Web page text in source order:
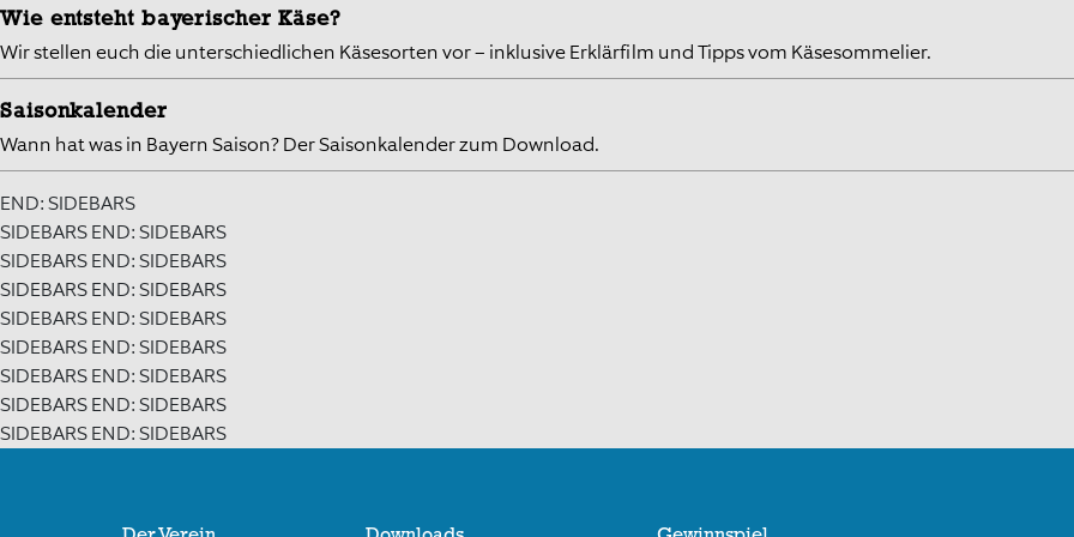
Wie entsteht bayerischer Käse?
Wir stellen euch die unterschiedlichen Käsesorten vor – inklusive Erklärfilm und Tipps vom Käsesommelier.
Saisonkalender
Wann hat was in Bayern Saison? Der Saisonkalender zum Download.
END: SIDEBARS
SIDEBARS END: SIDEBARS
SIDEBARS END: SIDEBARS
SIDEBARS END: SIDEBARS
SIDEBARS END: SIDEBARS
SIDEBARS END: SIDEBARS
SIDEBARS END: SIDEBARS
SIDEBARS END: SIDEBARS
SIDEBARS END: SIDEBARS